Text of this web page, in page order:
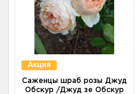
Акция
Саженцы шраб розы Джуд
Обскур /Джуд зе Обскур